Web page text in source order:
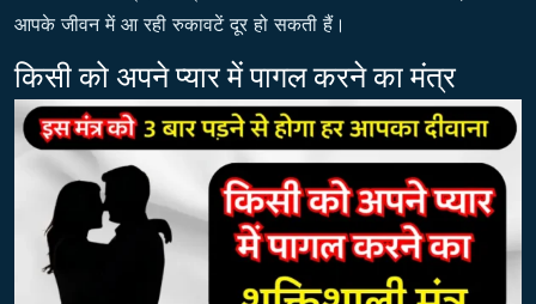
आपके जीवन में आ रही रुकावटें दूर हो सकती हैं।
किसी को अपने प्यार में पागल करने का मंत्र